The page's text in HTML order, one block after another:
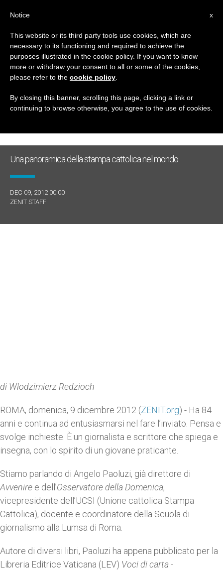
GIORNO
Dicembre 9th, 2012
ULTIME NOTIZIE
Una panoramica della stampa cattolica nel mondo
DEC 09, 2012 00:00
ZENIT STAFF
di Wlodzimierz Redzioch
ROMA, domenica, 9 dicembre 2012 (ZENIT.org) - Ha 84
anni e continua ad entusiasmarsi nel fare l’inviato. Pensa e
svolge inchieste. È un giornalista e scrittore che spiega e
insegna, con lo spirito di un giovane praticante.
Stiamo parlando di Angelo Paoluzi, già direttore di
Avvenire e dell’Osservatore della Domenica,
vicepresidente dell’UCSI (Unione cattolica Stampa
Cattolica), docente e coordinatore della Scuola di
giornalismo alla Lumsa di Roma.
Autore di diversi libri, Paoluzi ha appena pubblicato per la
Libreria Editrice Vaticana (LEV) Voci di carta -
x
Notice
This website or its third party tools use cookies, which are
necessary to its functioning and required to achieve the
purposes illustrated in the cookie policy. If you want to know
more or withdraw your consent to all or some of the cookies,
please refer to the cookie policy
By closing this banner, scrolling this page, clicking a link or
continuing to browse otherwise, you agree to the use of cookies.